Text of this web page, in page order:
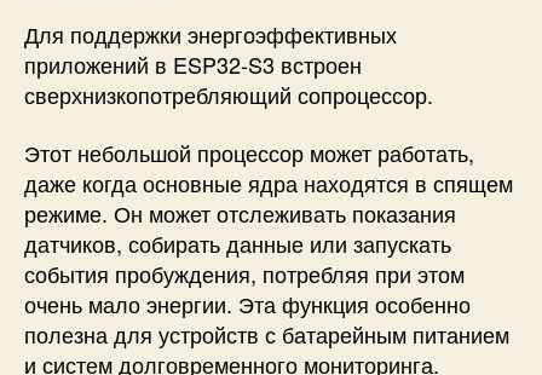
Для поддержки энергоэффективных
приложений в ESP32-S3 встроен
сверхнизкопотребляющий сопроцессор.
Этот небольшой процессор может работать,
даже когда основные ядра находятся в спящем
режиме. Он может отслеживать показания
датчиков, собирать данные или запускать
события пробуждения, потребляя при этом
очень мало энергии. Эта функция особенно
полезна для устройств с батарейным питанием
и систем долговременного мониторинга.